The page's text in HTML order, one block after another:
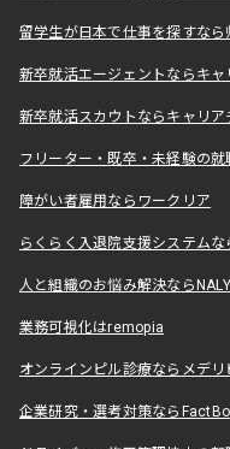
留学生が日本で仕事を探すなら
新卒就活エージェントならキ
新卒就活スカウトならキャリ
フリーター・既卒・未経験の
障がい者雇用ならワークリア
らくらく入退院支援システムな
人と組織のお悩み解決なら
業務可視化はremopia
オンラインピル診療ならメデリ
企業研究・選考対策なら